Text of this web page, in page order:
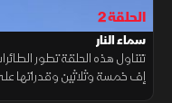
الحلقة 2
سماء النار
تتناول هذه الحلقة تطور
إف خمسة وثلاثين وقدراتها